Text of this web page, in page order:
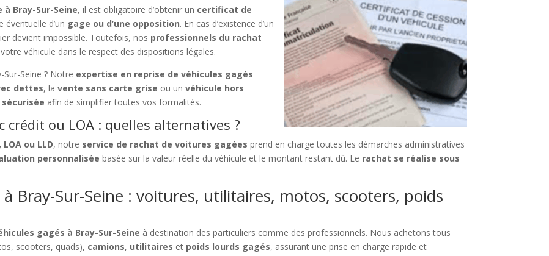
Bray-Sur-Seine, il est obligatoire d’obtenir un certificat de
d’un gage ou d’une opposition. En cas d’existence d’un
devient impossible. Toutefois, nos professionnels du rachat
véhicule dans le respect des dispositions légales.
Seine ? Notre expertise en reprise de véhicules gagés
dettes, lavente sans carte grise ou unvéhicule hors
afin de simplifier toutes vos formalités.
crédit ou LOA : quelles alternatives ?
ou LLD, notre service de rachat de voitures gagées prend en charge toutes les démarches administratives
personnalisée basée sur la valeur réelle du véhicule et le montant restant dû. Le rachat se réalise sous
Bray-Sur-Seine : voitures, utilitaires, motos, scooters, poids
gagés à Bray-Sur-Seine à destination des particuliers comme des professionnels. Nous achetons tous
scooters, quads), camions, utilitaires et poids lourds gagés, assurant une prise en charge rapide et